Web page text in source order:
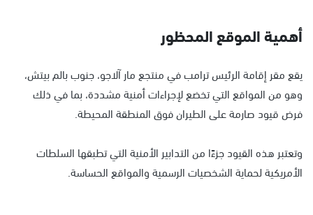
أهمية الموقع المحظور
يقع مقر إقامة الرئيس ترامب في منتجع مار آلاجو، جنوب بالم بيتش،
وهو من المواقع التي تخضع لإجراءات أمنية مشددة، بما في ذلك
فرض قيود صارمة على الطيران فوق المنطقة المحيطة.
وتعتبر هذه القيود جزءًا من التدابير الأمنية التي تطبقها السلطات
الأمريكية لحماية الشخصيات الرسمية والمواقع الحساسة.